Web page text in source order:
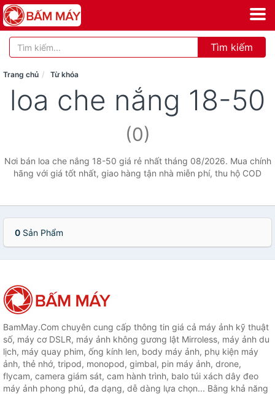
Tìm kiếm
Trang chủ Từ khóa
loa che nắng 18-50
(0)
Nơi bán loa che nắng 18-50 giá rẻ nhất tháng 08/2026. Mua chính
hãng với giá tốt nhất, giao hàng tận nhà miễn phí, thu hộ COD
0 Sản Phẩm
BamMay.Com chuyên cung cấp thông tin giá cả máy ảnh kỹ thuật
số, máy cơ DSLR, máy ảnh không gương lật Mirroless, máy ảnh du
lịch, máy quay phim, ống kính len, body máy ảnh, phụ kiện máy
ảnh, thẻ nhớ, tripod, monopod, gimbal, pin máy ảnh, drone,
flycam, camera giám sát, cam hành trình, balo túi xách dây đeo
máy ảnh phong phú, đa dạng, dễ dàng lựa chọn... Bằng khả năng